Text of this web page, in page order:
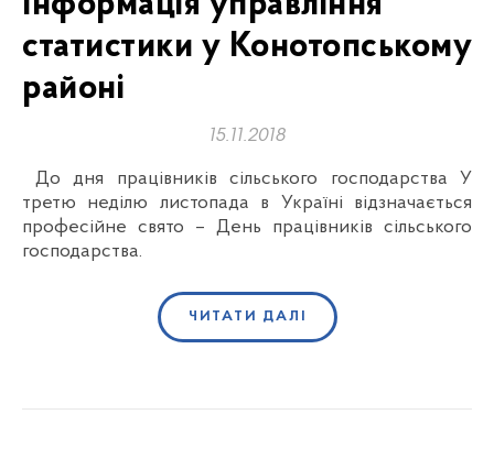
статистики у Конотопському
районі
15.11.2018
До дня працівників сільського господарства У
третю неділю листопада в Україні відзначається
професійне свято – День працівників сільського
господарства.
ЧИТАТИ ДАЛІ